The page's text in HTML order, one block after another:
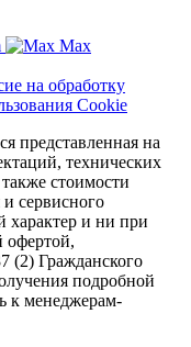
Max
на обработку
Cookie
представленная на
технических
стоимости
и сервисного
и ни при
офертой,
(2) Гражданского
подробной
к менеджерам-